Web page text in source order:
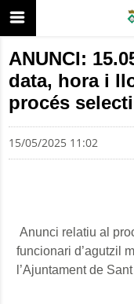
ANUNCI:
data, hora i
procés
15/05/2025 11:02
Anunci relatiu al
funcionari d’agutzil
l’Ajuntament de